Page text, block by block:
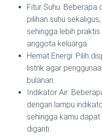
Fitur Suhu: Beberapa
pilihan suhu
sehingga lebih
anggota keluarga.
Hemat Energi: Pilih
listrik agar
bulanan.
Indikator Air:
dengan lampu
sehingga kamu
diganti.